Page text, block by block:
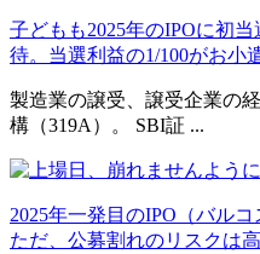
子どもも2025年のIPOに初
待。当選利益の1/100がお小
製造業の譲受、譲受企業の
構（319A）。 SBI証 ...
2025年一発目のIPO（バル
ただ、公募割れのリスクは